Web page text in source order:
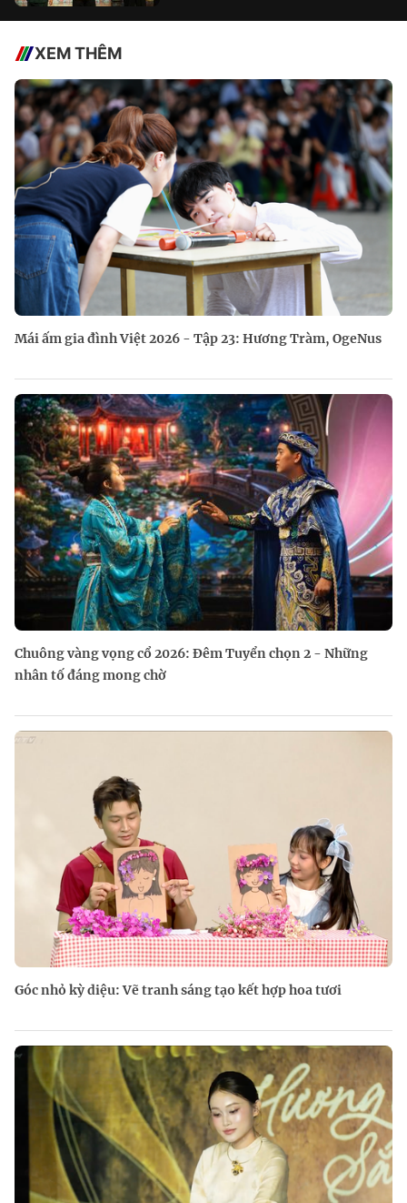
XEM THÊM
Mái ấm gia đình Việt 2026 - Tập 23: Hương Tràm, OgeNus
Chuông vàng vọng cổ 2026: Đêm Tuyển chọn 2 - Những
nhân tố đáng mong chờ
Góc nhỏ kỳ diệu: Vẽ tranh sáng tạo kết hợp hoa tươi